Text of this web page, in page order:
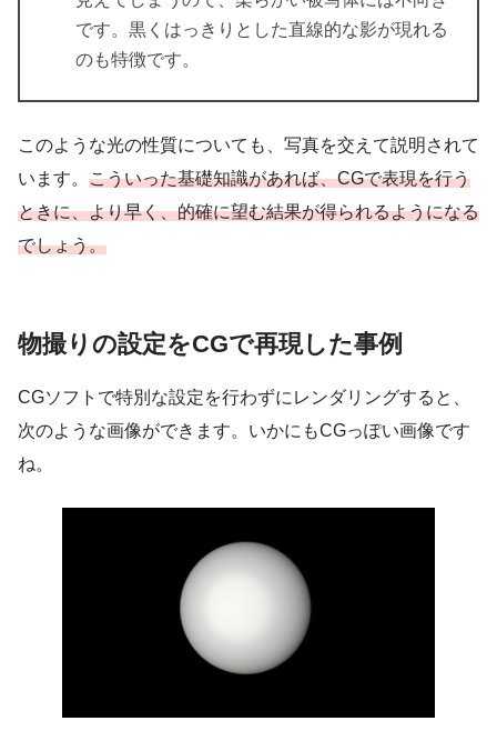
被写体の表情を切り取る「構図」
あかるい物撮り
01 文房具のコンポジション
02 自然光で草花の表情を引き出す
03 フラットであかるいフルーツ
04 窓辺にケーキのある風景
07 子ども服のレイアウト
08 風にゆれるワンピース
09 動物ブローチとジオラマの風景
10 キラキラフィルターのパフェ
11 鏡面の美しいジュエリー
12 ガラス瓶に映り込む色彩
13 自然物と人工物のコントラスト
14 青空に連なる洗濯物
16 残像のスピード感
です。黒くはっきりとした直線的な影が現れる
のも特徴です。
このような光の性質についても、写真を交えて説明されて
います。 こういった基礎知識があれば、CGで表現を行う
ときに、より早く、的確に望む結果が得られるようになる
でしょう。
物撮りの設定をCGで再現した事例
CGソフトで特別な設定を行わずにレンダリングすると、
次のような画像ができます。いかにもCGっぽい画像です
ね。